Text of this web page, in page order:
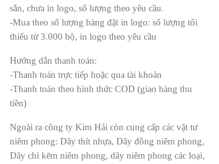
sẵn, chưa in logo, số lượng theo yêu cầu.
-Mua theo số lượng hàng đặt in logo: số lượng tối
thiểu từ 3.000 bộ, in logo theo yêu cầu
Hướng dẫn thanh toán:
-Thanh toán trực tiếp hoặc qua tài khoản
-Thanh toán theo hình thức COD (giao hàng thu
tiền)
Ngoài ra công ty Kim Hải còn cung cấp các vật tư
niêm phong: Dây thít nhựa, Dây đồng niêm phong,
Dây chì kẽm niêm phong, dây niêm phong các loại,